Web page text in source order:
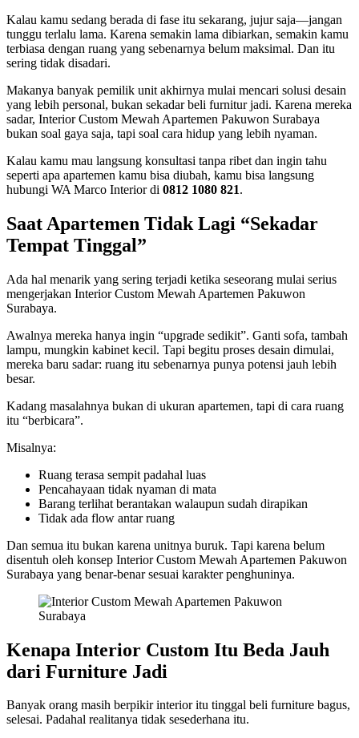
Kalau kamu sedang berada di fase itu sekarang, jujur saja—jangan
tunggu terlalu lama. Karena semakin lama dibiarkan, semakin kamu
terbiasa dengan ruang yang sebenarnya belum maksimal. Dan itu
sering tidak disadari.
Makanya banyak pemilik unit akhirnya mulai mencari solusi desain
yang lebih personal, bukan sekadar beli furnitur jadi. Karena mereka
sadar, Interior Custom Mewah Apartemen Pakuwon Surabaya
bukan soal gaya saja, tapi soal cara hidup yang lebih nyaman.
Kalau kamu mau langsung konsultasi tanpa ribet dan ingin tahu
seperti apa apartemen kamu bisa diubah, kamu bisa langsung
hubungi WA Marco Interior di 0812 1080 821.
Saat Apartemen Tidak Lagi “Sekadar
Tempat Tinggal”
Ada hal menarik yang sering terjadi ketika seseorang mulai serius
mengerjakan Interior Custom Mewah Apartemen Pakuwon
Surabaya.
Awalnya mereka hanya ingin “upgrade sedikit”. Ganti sofa, tambah
lampu, mungkin kabinet kecil. Tapi begitu proses desain dimulai,
mereka baru sadar: ruang itu sebenarnya punya potensi jauh lebih
besar.
Kadang masalahnya bukan di ukuran apartemen, tapi di cara ruang
itu “berbicara”.
Misalnya:
Ruang terasa sempit padahal luas
Pencahayaan tidak nyaman di mata
Barang terlihat berantakan walaupun sudah dirapikan
Tidak ada flow antar ruang
Dan semua itu bukan karena unitnya buruk. Tapi karena belum
disentuh oleh konsep Interior Custom Mewah Apartemen Pakuwon
Surabaya yang benar-benar sesuai karakter penghuninya.
Kenapa Interior Custom Itu Beda Jauh
dari Furniture Jadi
Banyak orang masih berpikir interior itu tinggal beli furniture bagus,
selesai. Padahal realitanya tidak sesederhana itu.